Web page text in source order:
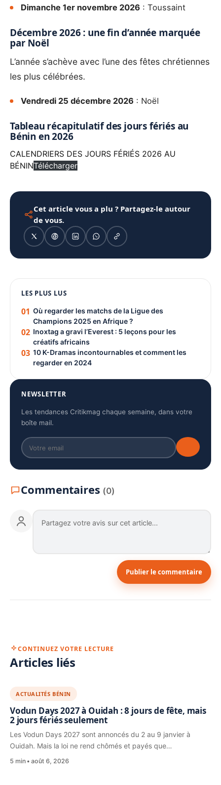
Dimanche 1er novembre 2026 : Toussaint
Décembre 2026 : une fin d’année marquée
par Noël
L’année s’achève avec l’une des fêtes chrétiennes
les plus célébrées.
Vendredi 25 décembre 2026 : Noël
Tableau récapitulatif des jours fériés au
Bénin en 2026
CALENDRIERS DES JOURS FÉRIÉS 2026 AU
BÉNINTélécharger
Cet article vous a plu ? Partagez-le autour
de vous.
PUBLICITÉ
LES PLUS LUS
01 Où regarder les matchs de la Ligue des
Champions 2025 en Afrique ?
02 Inoxtag a gravi l’Everest : 5 leçons pour les
créatifs africains
03 10 K-Dramas incontournables et comment les
regarder en 2024
NEWSLETTER
Les tendances Critikmag chaque semaine, dans votre
boîte mail.
Commentaires (0)
Publier le commentaire
CONTINUEZ VOTRE LECTURE
Articles liés
ACTUALITÉS BÉNIN
Vodun Days 2027 à Ouidah : 8 jours de fête, mais
2 jours fériés seulement
Les Vodun Days 2027 sont annoncés du 2 au 9 janvier à
Ouidah. Mais la loi ne rend chômés et payés que…
5 min août 6, 2026